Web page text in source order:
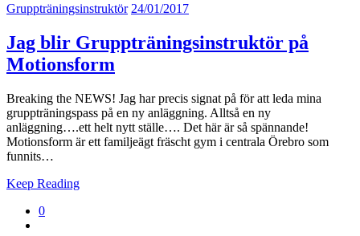
Gruppträningsinstruktör 24/01/2017
Jag blir Gruppträningsinstruktör på
Motionsform
Breaking the NEWS! Jag har precis signat på för att leda mina
gruppträningspass på en ny anläggning. Alltså en ny
anläggning….ett helt nytt ställe…. Det här är så spännande!
Motionsform är ett familjeägt fräscht gym i centrala Örebro som
funnits…
Keep Reading
0